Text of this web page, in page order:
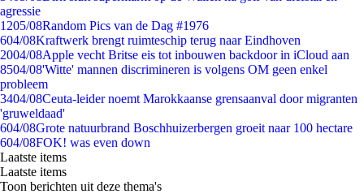
agressie
1205/08Random Pics van de Dag #1976
604/08Kraftwerk brengt ruimteschip terug naar Eindhoven
2004/08Apple vecht Britse eis tot inbouwen backdoor in iCloud aan
8504/08'Witte' mannen discrimineren is volgens OM geen enkel
probleem
3404/08Ceuta-leider noemt Marokkaanse grensaanval door migranten
'gruweldaad'
604/08Grote natuurbrand Boschhuizerbergen groeit naar 100 hectare
604/08FOK! was even down
Laatste items
Laatste items
Toon berichten uit deze thema's